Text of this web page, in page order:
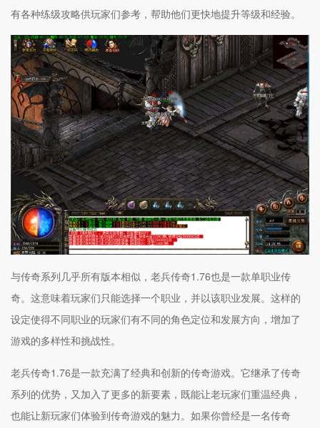
有各种练级攻略供玩家们参考，帮助他们更快地提升等级和经验。
与传奇系列几乎所有版本相似，老兵传奇1.76也是一款单职业传
奇。这意味着玩家们只能选择一个职业，并以该职业发展。这样的
设定使得不同职业的玩家们有不同的角色定位和发展方向，增加了
游戏的多样性和挑战性。
老兵传奇1.76是一款充满了经典和创新的传奇游戏。它继承了传奇
系列的优势，又加入了更多的新要素，既能让老玩家们重温经典，
也能让新玩家们体验到传奇游戏的魅力。如果你曾经是一名传奇